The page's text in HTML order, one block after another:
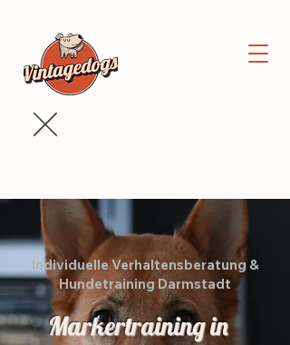
Individuelle Verhaltensberatung &
Hundetraining Darmstadt
Markertraining in